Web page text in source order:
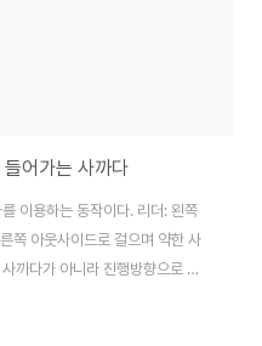
어가는 사까다
이용하는 동작이다. 리더: 왼쪽
쪽 아웃사이드로 걸으며 약한 사
까다가 아니라 진행방향으로 가
. 리더: 사까다 후 따라오는 왼발